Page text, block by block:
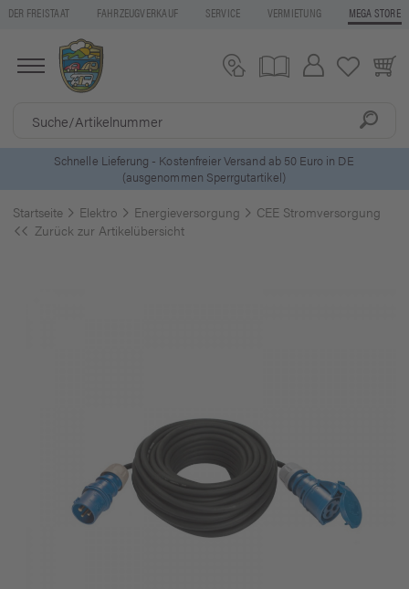
DER FREISTAAT FAHRZEUGVERKAUF SERVICE VERMIETUNG MEGA STORE
Schnelle Lieferung - Kostenfreier Versand ab 50 Euro in DE
(ausgenommen Sperrgutartikel)
Startseite Elektro Energieversorgung
CEE Stromversorgung
Zurück zur Artikelübersicht